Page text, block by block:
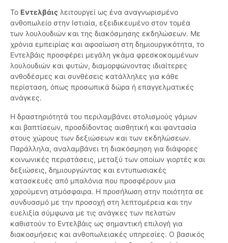
Το Εντελβάις λειτουργεί ως ένα αναγνωρισμένο
ανθοπωλείο στην Ιστιαία, εξειδικευμένο στον τομέα
των λουλουδιών και της διακόσμησης εκδηλώσεων. Με
χρόνια εμπειρίας και αφοσίωση στη δημιουργικότητα, το
Εντελβάις προσφέρει μεγάλη γκάμα φρεσκοκομμένων
λουλουδιών και φυτών, διαμορφώνοντας ιδιαίτερες
ανθοδέσμες και συνθέσεις κατάλληλες για κάθε
περίσταση, όπως προσωπικά δώρα ή επαγγελματικές
ανάγκες.
Η δραστηριότητά του περιλαμβάνει στολισμούς γάμων
και βαπτίσεων, προσδίδοντας αισθητική και φαντασία
στους χώρους των δεξιώσεων και των εκδηλώσεων.
Παράλληλα, αναλαμβάνει τη διακόσμηση για διάφορες
κοινωνικές περιστάσεις, μεταξύ των οποίων γιορτές και
δεξιώσεις, δημιουργώντας και εντυπωσιακές
κατασκευές από μπαλόνια που προσφέρουν μια
χαρούμενη ατμόσφαιρα. Η προσήλωση στην ποιότητα σε
συνδυασμό με την προσοχή στη λεπτομέρεια και την
ευελιξία σύμφωνα με τις ανάγκες των πελατών
καθιστούν το Εντελβάις ως σημαντική επιλογή για
διακοσμήσεις και ανθοπωλειακές υπηρεσίες. Ο βασικός